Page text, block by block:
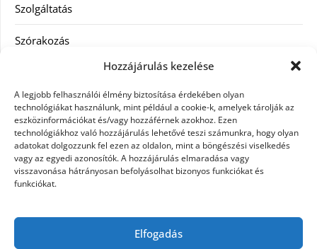
Hozzájárulás kezelése
A legjobb felhasználói élmény biztosítása érdekében olyan
technológiákat használunk, mint például a cookie-k, amelyek tárolják az
eszközinformációkat és/vagy hozzáférnek azokhoz. Ezen
technológiákhoz való hozzájárulás lehetővé teszi számunkra, hogy olyan
adatokat dolgozzunk fel ezen az oldalon, mint a böngészési viselkedés
vagy az egyedi azonosítók. A hozzájárulás elmaradása vagy
visszavonása hátrányosan befolyásolhat bizonyos funkciókat és
funkciókat.
Elfogadás
Szolgáltatás
Szórakozás
Vásárlás
Víztisztítás
Webáruház